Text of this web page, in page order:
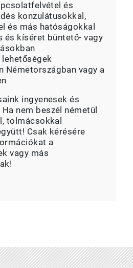
és
konzulátusokkal,
és más hatóságokkal
és kíséret büntető- vagy
Németországban vagy a
ingyenesek és
nem beszél németül
tolmácsokkal
Csak kérésére
a
vagy más